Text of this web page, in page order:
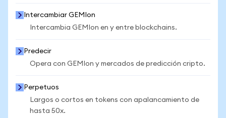
Intercambiar GEMIon
Intercambia GEMIon en y entre blockchains.
Predecir
Opera con GEMIon y mercados de predicción cripto.
Perpetuos
Largos o cortos en tokens con apalancamiento de
hasta 50x.